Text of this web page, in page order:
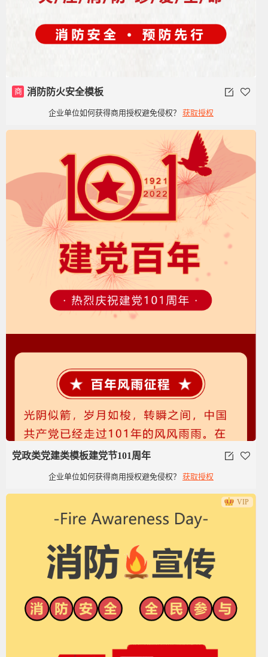
商 消防防火安全模板
企业单位如何获得商用授权避免侵权？ 获取授权
党政类党建类模板建党节101周年
企业单位如何获得商用授权避免侵权？ 获取授权
VIP